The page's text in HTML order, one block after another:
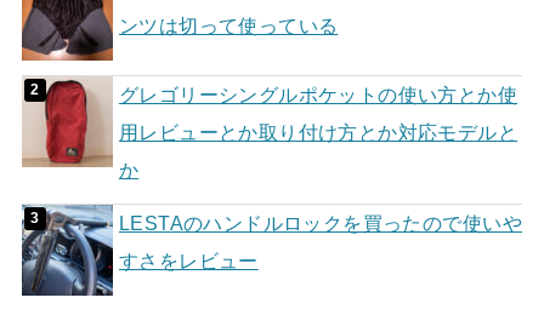
ンツは切って使っている
グレゴリーシングルポケットの使い方とか使
用レビューとか取り付け方とか対応モデルと
か
LESTAのハンドルロックを買ったので使いや
すさをレビュー